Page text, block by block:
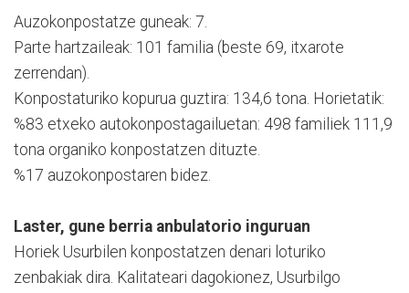
Auzokonpostatze guneak: 7.
Parte hartzaileak: 101 familia (beste 69, itxarote
zerrendan).
Konpostaturiko kopurua guztira: 134,6 tona. Horietatik:
%83 etxeko autokonpostagailuetan: 498 familiek 111,9
tona organiko konpostatzen dituzte.
%17 auzokonpostaren bidez.
Laster, gune berria anbulatorio inguruan
Horiek Usurbilen konpostatzen denari loturiko
zenbakiak dira. Kalitateari dagokionez, Usurbilgo